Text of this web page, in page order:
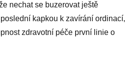
nechat se buzerovat ještě
kapkou k zavírání ordinací,
zdravotní péče první linie o